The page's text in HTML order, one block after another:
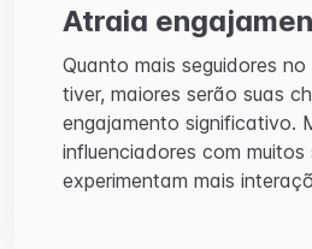
Atraia
Quanto mais seguidores
tiver, maiores serão suas
engajamento significativo.
influenciadores com muitos
experimentam mais